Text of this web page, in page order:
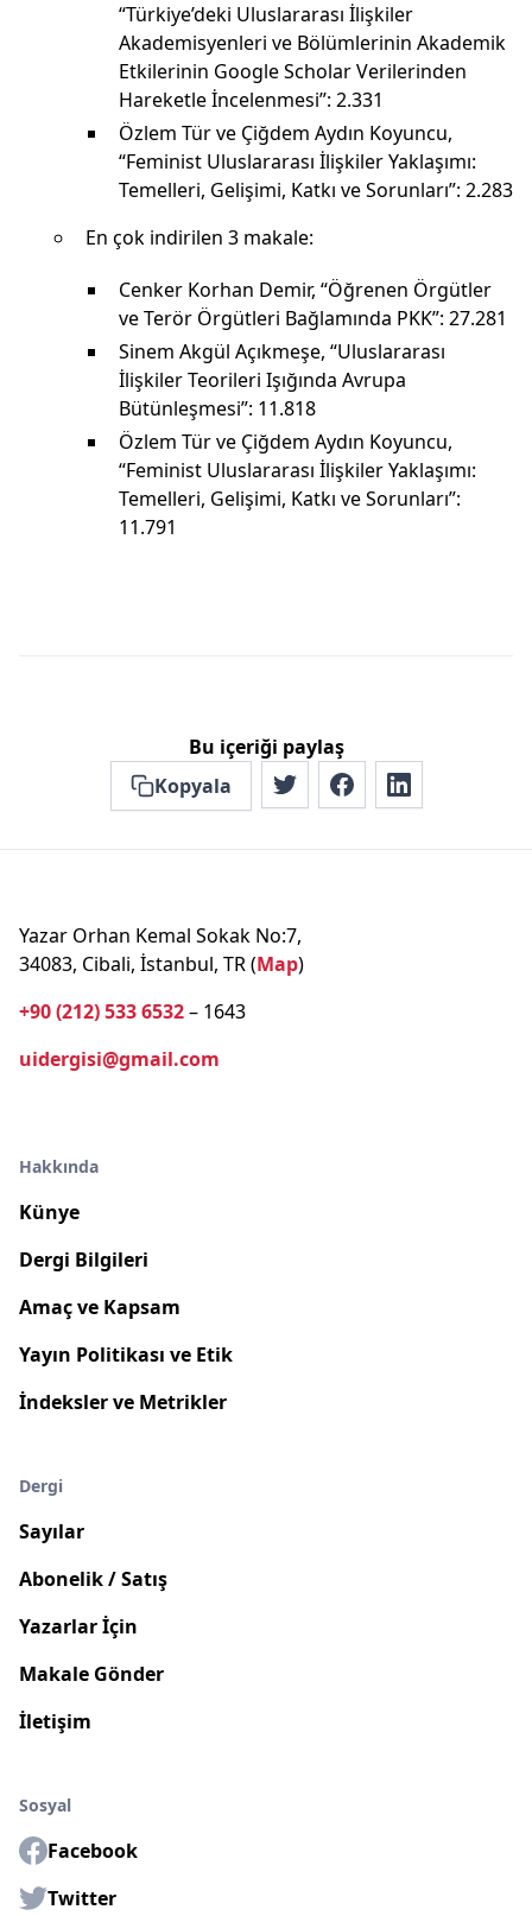
“Türkiye’deki Uluslararası İlişkiler
Akademisyenleri ve Bölümlerinin Akademik
Etkilerinin Google Scholar Verilerinden
Hareketle İncelenmesi”: 2.331
Özlem Tür ve Çiğdem Aydın Koyuncu,
“Feminist Uluslararası İlişkiler Yaklaşımı:
Temelleri, Gelişimi, Katkı ve Sorunları”: 2.283
En çok indirilen 3 makale:
Cenker Korhan Demir, “Öğrenen Örgütler
ve Terör Örgütleri Bağlamında PKK”: 27.281
Sinem Akgül Açıkmeşe, “Uluslararası
İlişkiler Teorileri Işığında Avrupa
Bütünleşmesi”: 11.818
Özlem Tür ve Çiğdem Aydın Koyuncu,
“Feminist Uluslararası İlişkiler Yaklaşımı:
Temelleri, Gelişimi, Katkı ve Sorunları”:
11.791
Bu içeriği paylaş
Kopyala
Yazar Orhan Kemal Sokak No:7,
34083, Cibali, İstanbul, TR (Map)
+90 (212) 533 6532– 1643
uidergisi@gmail.com
Hakkında
Künye
Dergi Bilgileri
Amaç ve Kapsam
Yayın Politikası ve Etik
İndeksler ve Metrikler
Dergi
Sayılar
Abonelik / Satış
Yazarlar İçin
Makale Gönder
İletişim
Sosyal
Facebook
Twitter